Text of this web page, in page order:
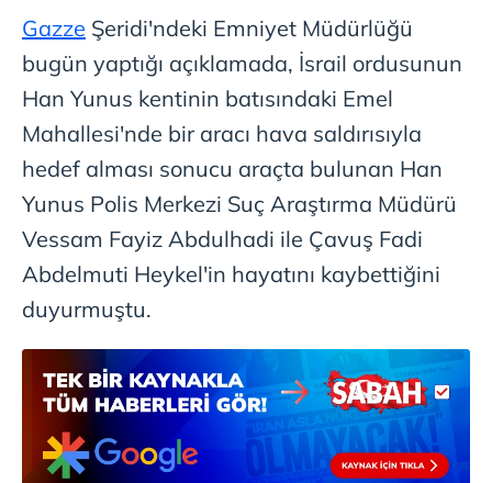
Çerezlere ilişkin tercihlerinizi aşağıda yer alan panel
vasıtasıyla belirleyebilirsiniz. Çerezlere ilişkin detaylı bilgi
için Ayarlar butonuna tıklayabilir,Çerez Bilgilendirme
Metnimizi
ziyaret edebilirsiniz.
6698 sayılı Kişisel Verilerin Korunması Kanunu uyarınca
hazırlanmış Aydınlatma Metnimizi okumak ve sitemizde
ilgili mevzuata uygun olarak kullanılan çerezlerle ilgili bilgi
almak için lütfentıklayınız.
Gazze Şeridi'ndeki Emniyet Müdürlüğü
bugün yaptığı açıklamada, İsrail ordusunun
Han Yunus kentinin batısındaki Emel
Mahallesi'nde bir aracı hava saldırısıyla
hedef alması sonucu araçta bulunan Han
Yunus Polis Merkezi Suç Araştırma Müdürü
Vessam Fayiz Abdulhadi ile Çavuş Fadi
Abdelmuti Heykel'in hayatını kaybettiğini
duyurmuştu.